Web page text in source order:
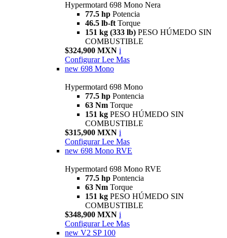
Hypermotard 698 Mono Nera
77.5 hp Potencia
46.5 lb-ft Torque
151 kg (333 lb) PESO HÚMEDO SIN
COMBUSTIBLE
$324,900 MXN i
Configurar Lee Mas
new 698 Mono
Hypermotard 698 Mono
77.5 hp Pontencia
63 Nm Torque
151 kg PESO HÚMEDO SIN
COMBUSTIBLE
$315,900 MXN i
Configurar Lee Mas
new 698 Mono RVE
Hypermotard 698 Mono RVE
77.5 hp Pontencia
63 Nm Torque
151 kg PESO HÚMEDO SIN
COMBUSTIBLE
$348,900 MXN i
Configurar Lee Mas
new V2 SP 100